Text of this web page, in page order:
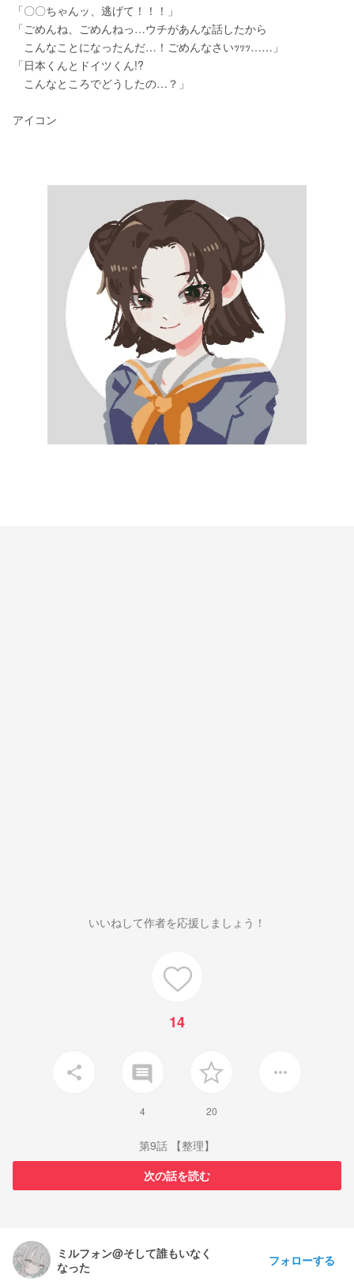
「〇〇ちゃんッ、逃げて！！！」
「ごめんね、ごめんねっ…ウチがあんな話したから
こんなことになったんだ…！ごめんなさいｯｯｯ……」
「日本くんとドイツくん!?
こんなところでどうしたの…？」
アイコン
いいねして作者を応援しましょう！
14
share insert_comment
4 20
more_horiz
第9話 【整理】
次の話を読む
ミルフォン@そして誰もいなく
なった
フォローする